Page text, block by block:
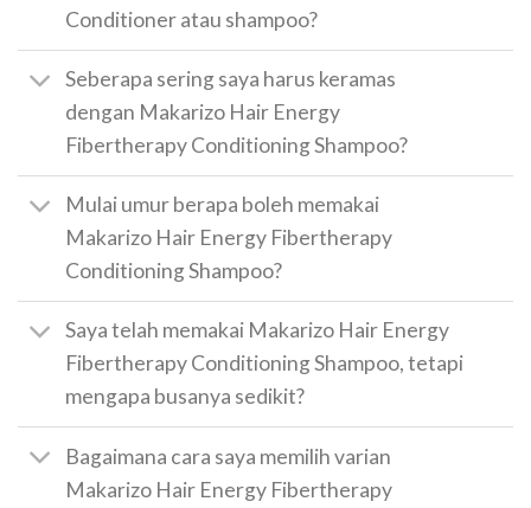
Conditioner atau shampoo?
Seberapa sering saya harus keramas
dengan Makarizo Hair Energy
Fibertherapy Conditioning Shampoo?
Mulai umur berapa boleh memakai
Makarizo Hair Energy Fibertherapy
Conditioning Shampoo?
Saya telah memakai Makarizo Hair Energy
Fibertherapy Conditioning Shampoo, tetapi
mengapa busanya sedikit?
Bagaimana cara saya memilih varian
Makarizo Hair Energy Fibertherapy